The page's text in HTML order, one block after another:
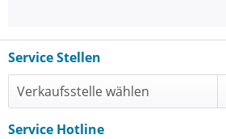
Service Stellen
Service Hotline